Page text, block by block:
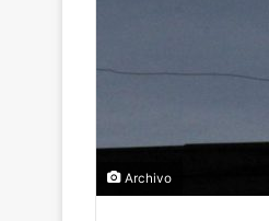
Archivo